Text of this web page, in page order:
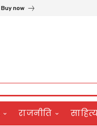
Buy now
राजनीति